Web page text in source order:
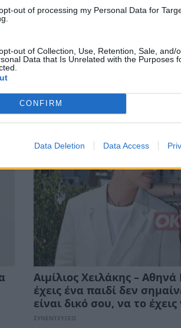
out of processing my Personal Data for
out of Collection, Use, Retention, Sale, and/
Data that Is Unrelated with the Purposes
CONFIRM
Data Deletion Data Access
Βίκυ Κάβουρα – Γιώργος
άλμπουμ του λαμπερού
Αιμίλιος Χειλάκης –
έχεις ένα παιδί δεν
είναι δικό σου, να το
ΣΥΝΕΝΤΕΥΞΕΙΣ